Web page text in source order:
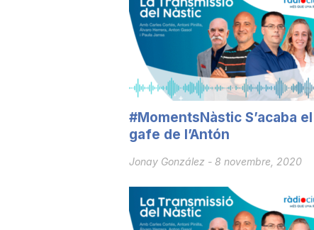
o
n
a
#MomentsNàstic S’acaba el
gafe de l’Antón
Jonay González - 8 novembre, 2020